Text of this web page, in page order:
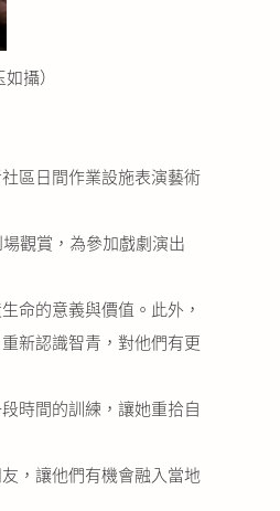
攝）
區日間作業設施表演藝術
觀賞，為參加戲劇演出
命的意義與價值。此外，
新認識智青，對他們有更
時間的訓練，讓她重拾自
，讓他們有機會融入當地